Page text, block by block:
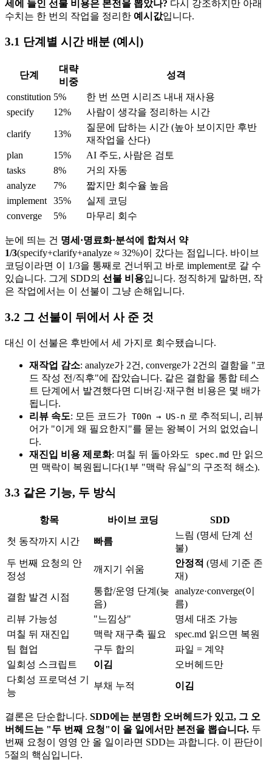
세에 들인 선불 비용은 본전을 뽑았나? 다시 강조하지만 아래
수치는 한 번의 작업을 정리한 예시값입니다.
3.1 단계별 시간 배분 (예시)
단계
대략
비중
성격
constitution 5%
한 번 쓰면 시리즈 내내 재사용
specify
12% 사람이 생각을 정리하는 시간
clarify 13%
질문에 답하는 시간 (높아 보이지만 후반
재작업을 산다)
plan
15%
AI 주도, 사람은 검토
tasks
8%
거의 자동
analyze
7%
짧지만 회수율 높음
implement
35%
실제 코딩
converge
5% 마무리 회수
눈에 띄는 건 명세·명료화·분석에 합쳐서 약
1/3(specify+clarify+analyze ≈ 32%)이 갔다는 점입니다. 바이브
코딩이라면 이 1/3을 통째로 건너뛰고 바로 implement로 갈 수
있습니다. 그게 SDD의 선불 비용입니다. 정직하게 말하면, 작
은 작업에서는 이 선불이 그냥 손해입니다.
3.2 그 선불이 뒤에서 사 준 것
대신 이 선불은 후반에서 세 가지로 회수됐습니다.
재작업 감소: analyze가 2건, converge가 2건의 결함을 "코
드 작성 전/직후"에 잡았습니다. 같은 결함을 통합 테스
트 단계에서 발견했다면 디버깅·재구현 비용은 몇 배가
됩니다.
리뷰 속도: 모든 코드가 T00n → US-n 로 추적되니, 리뷰
어가 "이게 왜 필요한지"를 묻는 왕복이 거의 없었습니
다.
재진입 비용 제로화: 며칠 뒤 돌아와도 spec.md 만 읽으
면 맥락이 복원됩니다(1부 "맥락 유실"의 구조적 해소).
3.3 같은 기능, 두 방식
항목 바이브 코딩 SDD
첫 동작까지 시간 빠름
느림 (명세 단계 선
불)
두 번째 요청의 안
정성
깨지기 쉬움
안정적 (명세 기준 존
재)
결함 발견 시점
통합/운영 단계(늦
음)
analyze·converge(이
름)
리뷰 가능성
"느낌상"
명세 대조 가능
며칠 뒤 재진입
맥락 재구축 필요
spec.md 읽으면 복원
팀 협업
구두 합의
파일 = 계약
일회성 스크립트
이김
오버헤드만
다회성 프로덕션 기
능
부채 누적 이김
결론은 단순합니다. SDD에는 분명한 오버헤드가 있고, 그 오
버헤드는 "두 번째 요청"이 올 일에서만 본전을 뽑습니다. 두
번째 요청이 영영 안 올 일이라면 SDD는 과합니다. 이 판단이
5절의 핵심입니다.